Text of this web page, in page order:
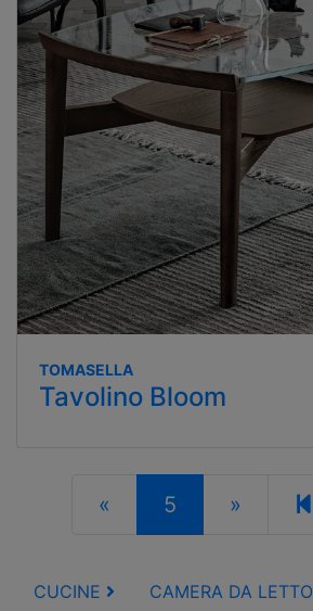
TOMASELLA
Tavolino Bloom
« 5 »
CUCINE
CAMERA DA LETTO